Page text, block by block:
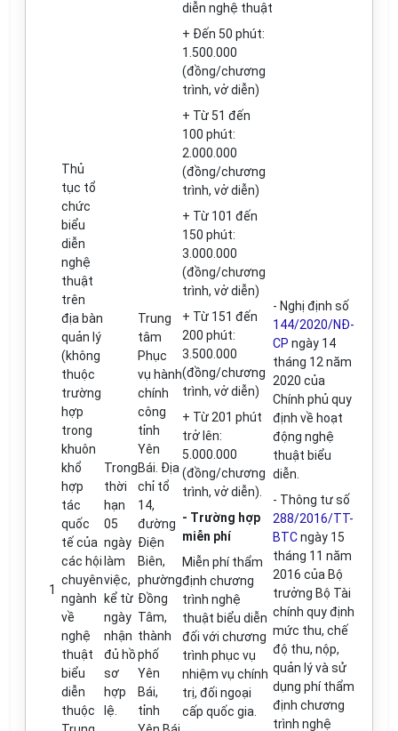
1
Thủ
tục tổ
chức
biểu
diễn
nghệ
thuật
trên
địa bàn
quản l ý
(không
thuộc
trường
hợp
trong
khuôn
khổ
hợp
tác
quốc
tế của
các hội
chuyên
ngành
về
nghệ
thuật
biểu
diễn
thuộc
Trong
thời
hạn
05
ngày
làm
việc,
kể từ
ngày
nhận
đủ hồ
sơ
hợp
lệ.
Trung
tâm
Phục
vụ hành
chính
công
tỉnh
Yên
Bái. Địa
chỉ tổ
14,
đường
Điện
Biên,
phường
Đồng
Tâm,
thành
phố
Yên
Bái,
tỉnh
diễn nghệ thuật
+ Đến 50 phút:
1.500.000
(đồng/chương
trình, vởdiễn)
+ Từ 51 đến
100 phút:
2.000.000
(đồng/chương
trình, vở diễn)
+ Từ 101 đến
150 phút:
3.000.000
(đồng/chương
trình, vở diễn)
+ Từ 151 đến
200 phút:
3.500 .000
(đồng/chương
trình, vởdiễn)
+ Từ 201 phút
trở l ên:
5.000.000
(đồng/chương
trình, vởdiễn).
- Trường hợp
miễn phí
Miễn phíthẩm
định chương
trình nghệ
thuật biểu diễn
đối với chương
trình phục vụ
nhiệm vụ chính
trị, đối ngoại
cấp quốc gia.
- Nghị định số
144/2020/NĐ-
CP ngày 14
tháng 12 năm
2020 của
Chính phủ quy
định về hoạt
động nghệ
thuật biểu
diễn.
- Thông tư số
288/2016/TT-
BTCngày 15
tháng 11 năm
2016 của Bộ
trưởng Bộ Tài
chính quyđịnh
mức thu, chế
độ thu, nộp,
quản lý và sử
dụng phí thẩm
định chương
trình nghệ